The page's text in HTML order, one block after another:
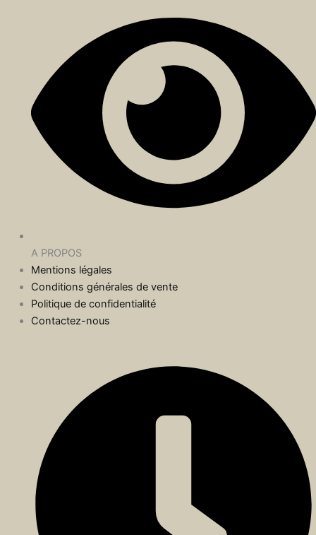
A PROPOS
Mentions légales
Conditions générales de vente
Politique de confidentialité
Contactez-nous